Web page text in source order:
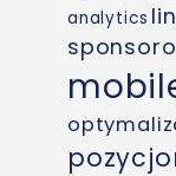
analytics